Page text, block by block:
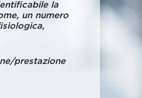
la
un numero
prestazione